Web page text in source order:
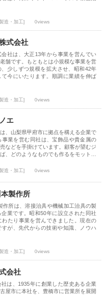
造・加工] 0views
式会社
社は、大正13年から事業を営んでい
舗です。もともとは小規模な事業を営
、少しずつ規模を拡大させ、昭和42年
て今にいたります。順調に業績を伸ば
造・加工] 0views
エ
、山梨県甲府市に拠点を構える企業で
事業を営む同社は、宝飾品や貴金属の
などを手掛けています。顧客が望むジ
、どのようなものでも作るをモット…
造・加工] 0views
製作所
作所は、溶接治具や機械加工治具の製
業です。昭和50年に設立された同社
わたり事業を営んできました。現在の
が、先代からの技術や知識、ノウハ
造・加工] 0views
会社
は、1935年に創業した歴史ある企業
屋市に本社を、豊橋市に営業所を展開